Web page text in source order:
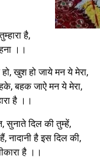
है,
।।
खुश हो जाये मन ये मेरा,
बहक जाऐ मन ये मेरा,
है ।।
सुनाते दिल की तुम्हें,
नादानी है इस दिल की,
है ।।